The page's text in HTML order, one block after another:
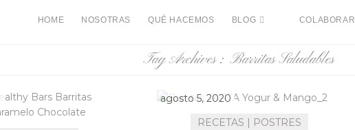
HOME NOSOTRAS QUÉ HACEMOS BLOG COLABORAR
Tag Archives : Barritas Saludables
agosto 5, 2020
RECETAS | POSTRES